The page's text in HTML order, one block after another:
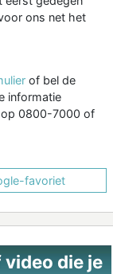
ons net het
of bel de
informatie
op 0800-7000 of
favoriet
die je